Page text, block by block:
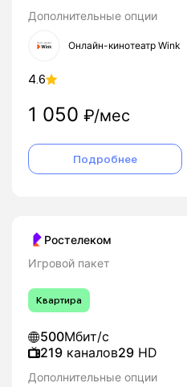
Дополнительные опции
Онлайн-кинотеатр Wink
4.6
1 050 ₽/мес
Подробнее
Ростелеком
Игровой пакет
Квартира
500Мбит/с
219 каналов29 HD
Дополнительные опции